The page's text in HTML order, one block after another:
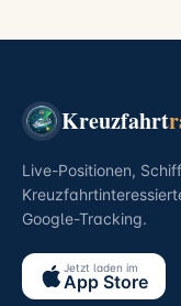
Kreuzfahrt
Live-Positionen,
Google-Tracking.
Jetzt laden im
App Store